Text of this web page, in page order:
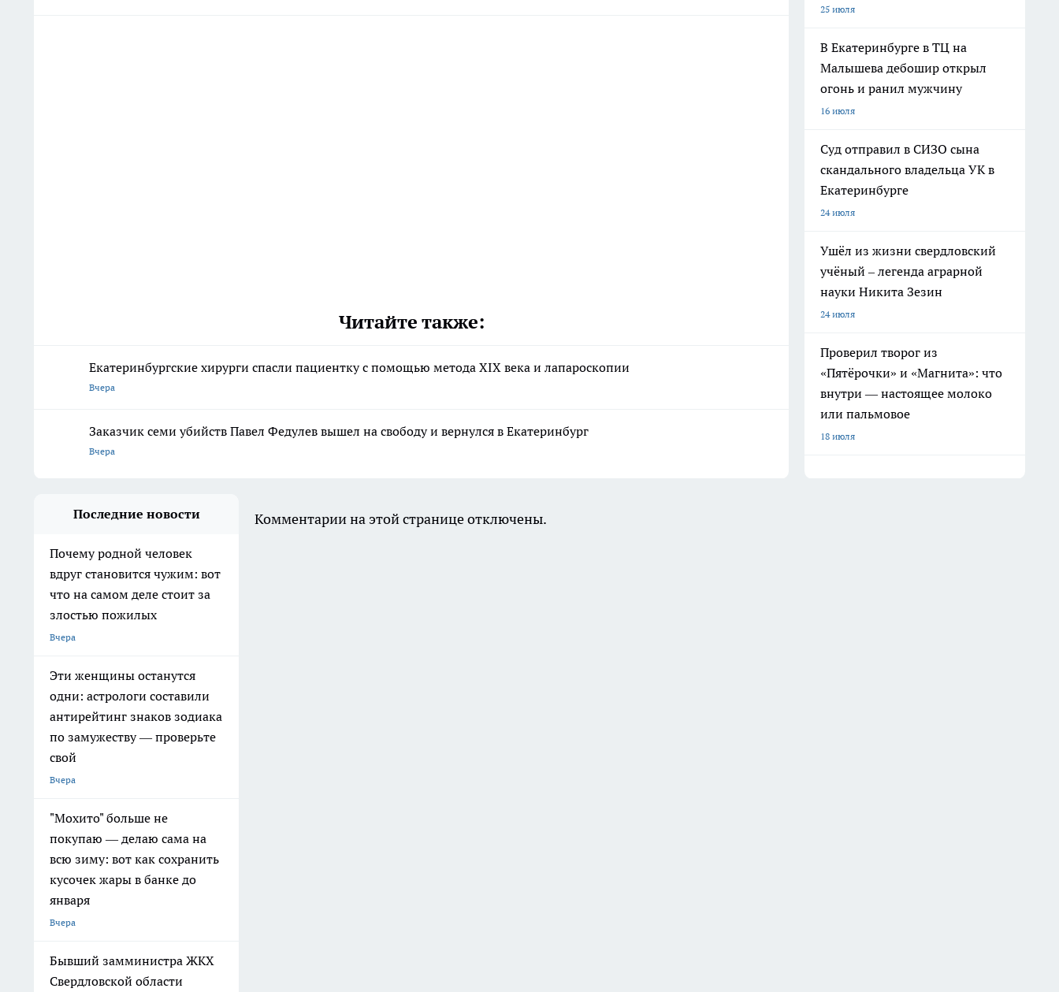
Читайте также:
Екатеринбургские хирурги спасли пациентку с помощью метода XIX века и лапароскопии
Вчера
Заказчик семи убийств Павел Федулев вышел на свободу и вернулся в Екатеринбург
Вчера
25 июля
В Екатеринбурге в ТЦ на
Малышева дебошир открыл
огонь и ранил мужчину
16 июля
Суд отправил в СИЗО сына
скандального владельца УК в
Екатеринбурге
24 июля
Ушёл из жизни свердловский
учёный – легенда аграрной
науки Никита Зезин
24 июля
Проверил творог из
«Пятёрочки» и «Магнита»: что
внутри — настоящее молоко
или пальмовое
18 июля
Последние новости
Почему родной человек
вдруг становится чужим: вот
что на самом деле стоит за
злостью пожилых
Вчера
Эти женщины останутся
одни: астрологи составили
антирейтинг знаков зодиака
по замужеству — проверьте
свой
Вчера
"Мохито" больше не
покупаю — делаю сама на
всю зиму: вот как сохранить
кусочек жары в банке до
января
Вчера
Бывший замминистра ЖКХ
Свердловской области
Комментарии на этой странице отключены.